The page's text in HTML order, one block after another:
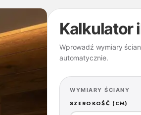
Kalkulator
Wprowadź wymiary
automatycznie.
WYMIARY ŚCIANY
SZEROKOŚĆ (CM)